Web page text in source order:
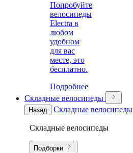
Попробуйте
велосипеды
Electra в
любом
удобном
для вас
месте, это
бесплатно.
Подробнее
Складные велосипеды
Назад Складные велосипеды
Складные велосипеды
Подборки